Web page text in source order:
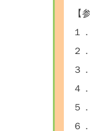
【
１
２
３
４
５
６